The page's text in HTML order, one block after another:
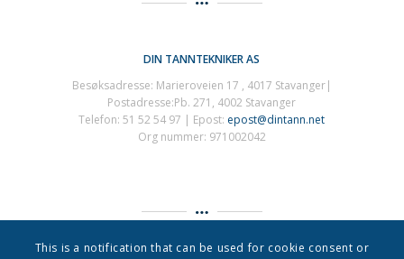
DIN TANNTEKNIKER AS
Besøksadresse: Marieroveien 17 , 4017 Stavanger|
Postadresse:Pb. 271, 4002 Stavanger
Telefon: 51 52 54 97 | Epost: epost@dintann.net
Org nummer: 971002042
This is a notification that can be used for cookie consent or